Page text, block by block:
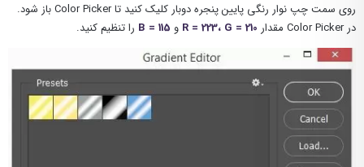
روی سمت چپ نوار رنگی پایین پنجره دوبار کلیک کنید تا Color Picker باز شود.
در Color Picker مقدار
R = 223، G = 210 و را تنظیم کنید.